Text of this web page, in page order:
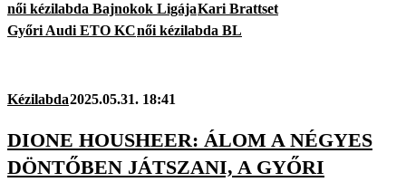
női kézilabda Bajnokok LigájaKari Brattset
Győri Audi ETO KCnői kézilabda BL
Kézilabda2025.05.31. 18:41
DIONE HOUSHEER: ÁLOM A NÉGYES
DÖNTŐBEN JÁTSZANI, A GYŐRI